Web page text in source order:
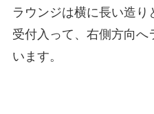
ラウンジは横に長い造り
受付入って、右側方向へ
います。